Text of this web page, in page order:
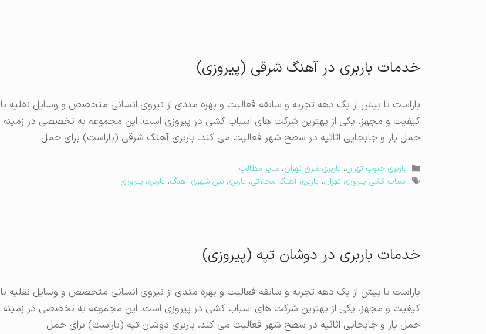
خدمات باربری در آهنگ شرقی (پیروزی)
باراست با بیش از یک دهه تجربه و سابقه فعالیت و بهره مندی از نیروی انسانی متخصص و وسایل نقلیه با
کیفیت و مجهز، یکی از بهترین شرکت های اسباب کشی در پیروزی است. این مجموعه به تخصصی در زمینه
حمل بار و جابجایی اثاثیه در سطح شهر فعالیت می کند. باربری آهنگ شرقی (باراست) برای حمل
دسته‌ها
باربری جنوب تهران، باربری شرق تهران،سایر مطالب
برچسب‌ها
اسباب کشی پیروزی تهران، باربری آهنگ محلاتی، باربری بین شهری آهنگ، باربری پیروزی
خدمات باربری در دوشان تپه (پیروزی)
باراست با بیش از یک دهه تجربه و سابقه فعالیت و بهره مندی از نیروی انسانی متخصص و وسایل نقلیه با
کیفیت و مجهز، یکی از بهترین شرکت های اسباب کشی در پیروزی است. این مجموعه به تخصصی در زمینه
حمل بار و جابجایی اثاثیه در سطح شهر فعالیت می کند. باربری دوشان تپه (باراست) برای حمل